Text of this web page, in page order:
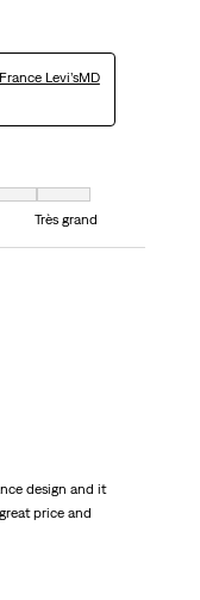
Levi’sMD
égal à Très grand
Très grand
design and it
price and